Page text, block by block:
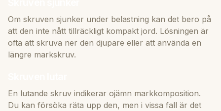
Om skruven sjunker under belastning kan det bero på
att den inte nått tillräckligt kompakt jord. Lösningen är
ofta att skruva ner den djupare eller att använda en
längre markskruv.
En lutande skruv indikerar ojämn markkomposition.
Du kan försöka räta upp den, men i vissa fall är det